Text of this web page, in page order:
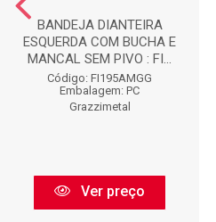
BANDEJA DIANTEIRA
ESQUERDA COM BUCHA E
MANCAL SEM PIVO : FI...
Código: FI195AMGG
Embalagem: PC
Grazzimetal
Ver preço